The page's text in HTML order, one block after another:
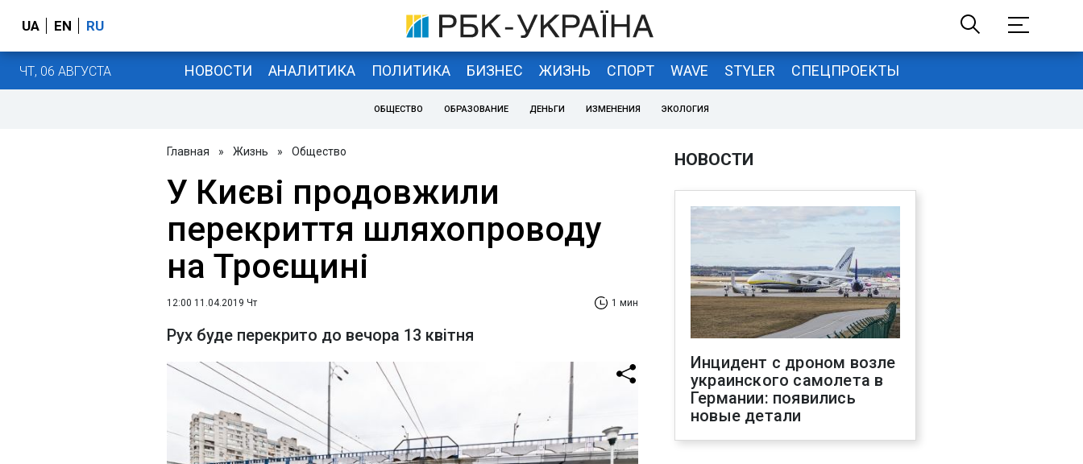
UA EN RU
ЧТ, 06 АВГУСТА НОВОСТИ АНАЛИТИКА ПОЛИТИКА БИЗНЕС ЖИЗНЬ СПОРТ WAVE STYLER СПЕЦПРОЕКТЫ
ОБЩЕСТВО ОБРАЗОВАНИЕ ДЕНЬГИ ИЗМЕНЕНИЯ ЭКОЛОГИЯ
Главная » Жизнь » Общество
У Києві продовжили
перекриття шляхопроводу
на Троєщині
12:00 11.04.2019 Чт 1 мин
Рух буде перекрито до вечора 13 квітня
НОВОСТИ
Инцидент с дроном возле
украинского самолета в
Германии: появились
новые детали